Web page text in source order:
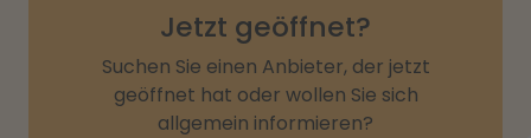
Jetzt geöffnet?
Suchen Sie einen Anbieter, der jetzt
geöffnet hat oder wollen Sie sich
allgemein informieren?